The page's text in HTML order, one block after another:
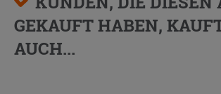
GEKAUFT HABEN,
AUCH...